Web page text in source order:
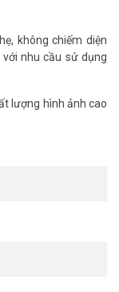
35 (5 cổng) có
không chiếm diện
nhu cầu sử dụng
lượng hình ảnh cao